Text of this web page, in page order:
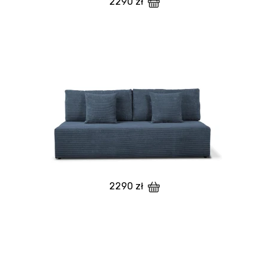
2290 zł